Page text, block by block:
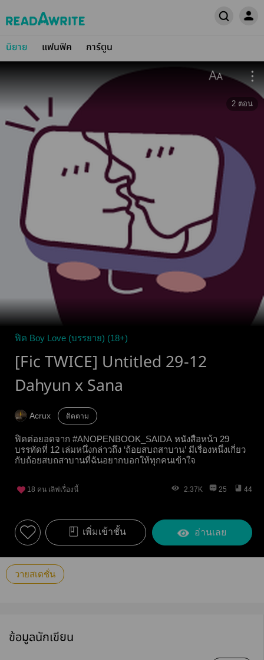
นิยาย แฟนฟิค การ์ตูน
2 ตอน
ฟิค Boy Love (บรรยาย) (18+)
[Fic TWICE] Untitled 29-12
Dahyun x Sana
Acrux ติดตาม
ฟิคต่อยอดจาก #ANOPENBOOK_SAIDA หนังสือหน้า 29
บรรทัดที่ 12 เล่มหนึ่งกล่าวถึง ‘ถ้อยสบถสาบาน’ มีเรื่องหนึ่งเกี่ยว
กับถ้อยสบถสาบานที่ฉันอยากบอกให้ทุกคนเข้าใจ
18 คน เลิฟเรื่องนี้ 2.37K 25 44
เพิ่มเข้าชั้น อ่านเลย
วายสเตชั่น
ข้อมูลนักเขียน